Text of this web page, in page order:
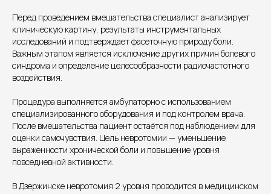
Перед проведением вмешательства специалист анализирует
клиническую картину, результаты инструментальных
исследований и подтверждает фасеточную природу боли.
Важным этапом является исключение других причин болевого
синдрома и определение целесообразности радиочастотного
воздействия.
Процедура выполняется амбулаторно с использованием
специализированного оборудования и под контролем врача.
После вмешательства пациент остаётся под наблюдением для
оценки самочувствия. Цель невротомии — уменьшение
выраженности хронической боли и повышение уровня
повседневной активности.
В Дзержинске невротомия 2 уровня проводится в медицинском
Пн.-пт. — с 08:00 до 20:00
Вс. — с 08:00 до 15:00
+7 8313 248 248
Единый номер
Патоличева 21Д,П.1 Новый
Подписывайся